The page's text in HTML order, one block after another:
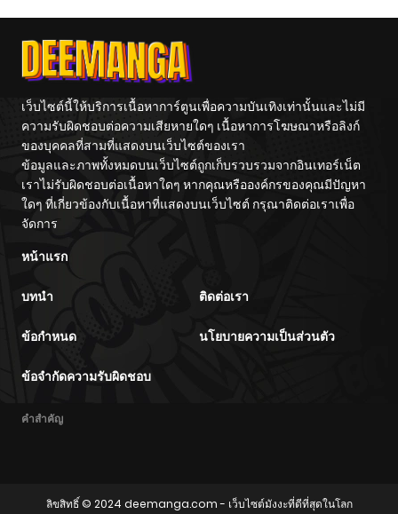
เว็บไซต์นี้ให้บริการเนื้อหาการ์ตูนเพื่อความบันเทิงเท่านั้นและไม่มี
ความรับผิดชอบต่อความเสียหายใดๆ เนื้อหาการโฆษณาหรือลิงก์
ของบุคคลที่สามที่แสดงบนเว็บไซต์ของเรา
ข้อมูลและภาพทั้งหมดบนเว็บไซต์ถูกเก็บรวบรวมจากอินเทอร์เน็ต
เราไม่รับผิดชอบต่อเนื้อหาใดๆ หากคุณหรือองค์กรของคุณมีปัญหา
ใดๆ ที่เกี่ยวข้องกับเนื้อหาที่แสดงบนเว็บไซต์ กรุณาติดต่อเราเพื่อ
จัดการ
หน้าแรก
บทนำ ติดต่อเรา
ข้อกำหนด นโยบายความเป็นส่วนตัว
ข้อจำกัดความรับผิดชอบ
คำสำคัญ
ลิขสิทธิ์ © 2024 deemanga.com- เว็บไซต์มังงะที่ดีที่สุดในโลก